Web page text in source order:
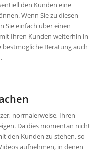
den Kunden eine
Wenn Sie zu diesen
Sie einfach über einen
Ihren Kunden weiterhin in
Beratung auch
normalerweise, Ihren
Da dies momentan nicht
den Kunden zu stehen, so
aufnehmen, in denen